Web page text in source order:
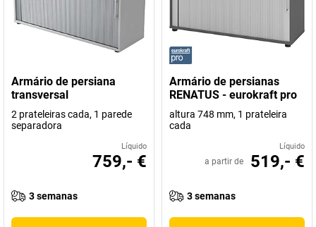
Armário de persiana
transversal
2 prateleiras cada, 1 parede
separadora
Líquido
759,- €
3 semanas
Armário de persianas
RENATUS - eurokraft pro
altura 748 mm, 1 prateleira
cada
Líquido
a partir de 519,- €
3 semanas